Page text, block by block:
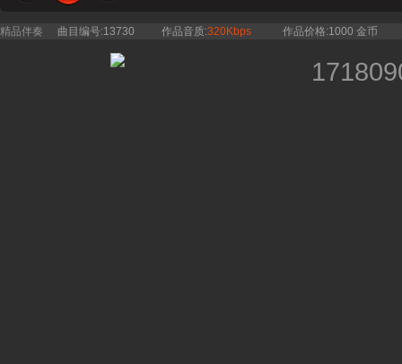
精品伴奏 曲目编号:13730 作品音质:320Kbps 作品价格:1000 金币